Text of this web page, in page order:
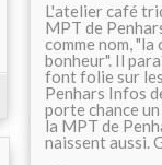
L'atelier café
MPT de
comme nom, "la
bonheur". Il
font folie sur
Penhars Infos
porte chance
la MPT de
naissent aussi.